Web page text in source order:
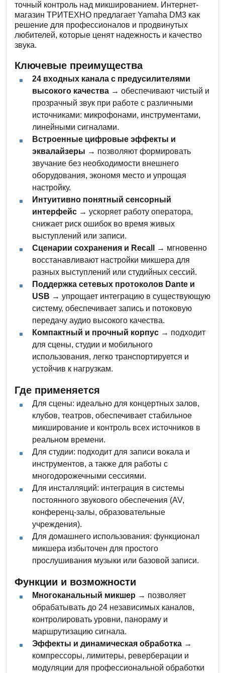
точный контроль над микшированием. Интернет-
магазин ТРИТЕХНО предлагает Yamaha DM3 как
решение для профессионалов и продвинутых
любителей, которые ценят надежность и качество
звука.
Ключевые преимущества
24 входных канала с предусилителями
высокого качества → обеспечивают чистый и
прозрачный звук при работе с различными
источниками: микрофонами, инструментами,
линейными сигналами.
Встроенные цифровые эффекты и
эквалайзеры → позволяют формировать
звучание без необходимости внешнего
оборудования, экономя место и упрощая
настройку.
Интуитивно понятный сенсорный
интерфейс → ускоряет работу оператора,
снижает риск ошибок во время живых
выступлений или записи.
Сценарии сохранения и Recall
→ мгновенно
восстанавливают настройки микшера для
разных выступлений или студийных сессий.
Поддержка сетевых протоколов Dante и
USB → упрощает интеграцию в существующую
систему, обеспечивает запись и потоковую
передачу аудио высокого качества.
Компактный и прочный корпус → подходит
для сцены, студии и мобильного
использования, легко транспортируется и
устойчив к нагрузкам.
Где применяется
Для сцены: идеально для концертных залов,
клубов, театров, обеспечивает стабильное
микширование и контроль всех источников в
реальном времени.
Для студии: подходит для записи вокала и
инструментов, а также для работы с
многодорожечными сессиями.
Для инсталляций: интеграция в системы
постоянного звукового обеспечения (AV,
конференц-залы, образовательные
учреждения).
Для домашнего использования: функционал
микшера избыточен для простого
прослушивания музыки или базовой записи.
Функции и возможности
Многоканальный микшер → позволяет
обрабатывать до 24 независимых каналов,
контролировать уровни, панораму и
маршрутизацию сигнала.
Эффекты и динамическая обработка →
компрессоры, лимитеры, реверберации и
модуляции для профессиональной обработки